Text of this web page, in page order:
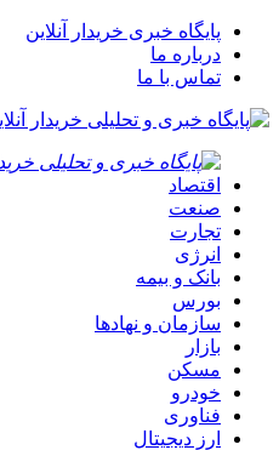
پایگاه خبری خریدار آنلاین
درباره ما
تماس با ما
اقتصاد
صنعت
تجارت
انرژی
بانک و بیمه
بورس
سازمان و نهادها
بازار
مسکن
خودرو
فناوری
ارز دیجیتال